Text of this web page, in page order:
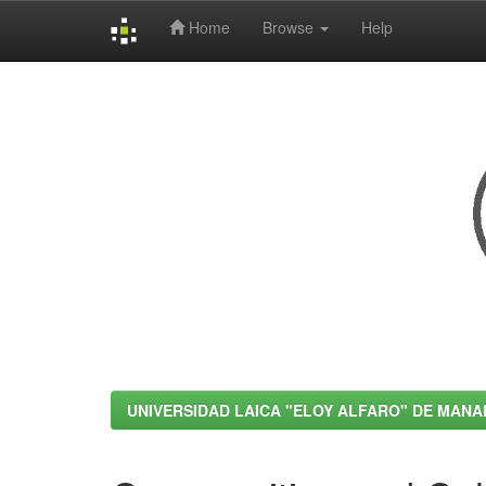
Home Browse Help
UNIVERSIDAD LAICA "ELOY ALFARO" DE